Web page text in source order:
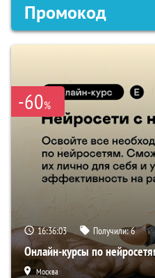
Промокод
-60%
16:36:02 Получили:6
Онлайн-курсы по
Москва